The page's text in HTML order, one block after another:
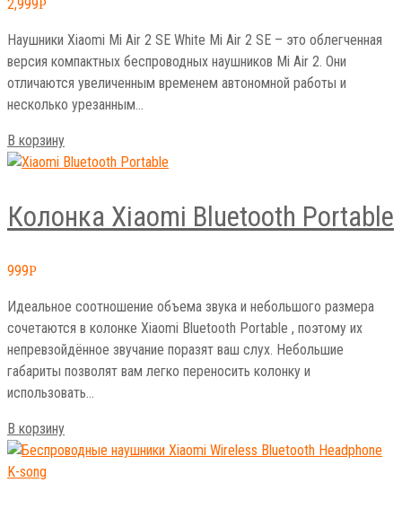
2,999 Р
Наушники Xiaomi Mi Air 2 SE White Mi Air 2 SE – это облегченная
версия компактных беспроводных наушников Mi Air 2. Они
отличаются увеличенным временем автономной работы и
несколько урезанным…
В корзину
Колонка Xiaomi Bluetooth Portable
999Р
Идеальное соотношение объема звука и небольшого размера
сочетаются в колонке Xiaomi Bluetooth Portable , поэтому их
непревзойдённое звучание поразят ваш слух. Небольшие
габариты позволят вам легко переносить колонку и
использовать…
В корзину